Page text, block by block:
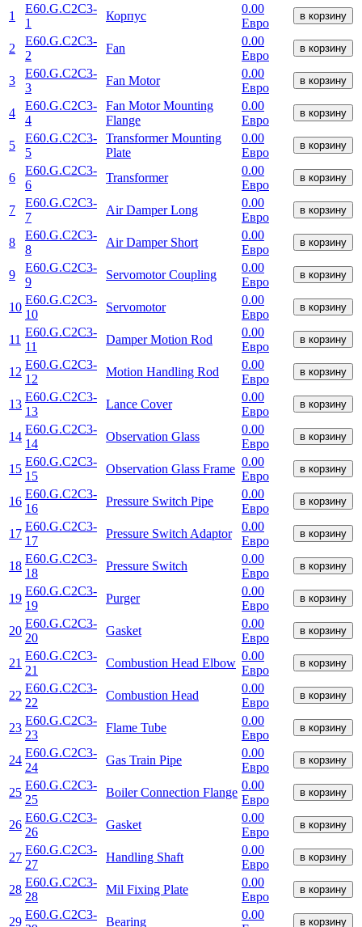
1
E60.G.C2C3-
1
Корпус
0.00
Евро
в корзину
2
E60.G.C2C3-
2
Fan
0.00
Евро
в корзину
3
E60.G.C2C3-
3
Fan Motor
0.00
Евро
в корзину
4
E60.G.C2C3-
4
Fan Motor Mounting
Flange
0.00
Евро
в корзину
5
E60.G.C2C3-
5
Transformer Mounting
Plate
0.00
Евро
в корзину
6
E60.G.C2C3-
6
Transformer
0.00
Евро
в корзину
7
E60.G.C2C3-
7
Air Damper Long
0.00
Евро
в корзину
8
E60.G.C2C3-
8
Air Damper Short
0.00
Евро
в корзину
9
E60.G.C2C3-
9
Servomotor Coupling
0.00
Евро
в корзину
10
E60.G.C2C3-
10
Servomotor
0.00
Евро
в корзину
11
E60.G.C2C3-
11
Damper Motion Rod
0.00
Евро
в корзину
12
E60.G.C2C3-
12
Motion Handling Rod
0.00
Евро
в корзину
13
E60.G.C2C3-
13
Lance Cover
0.00
Евро
в корзину
14
E60.G.C2C3-
14
Observation Glass
0.00
Евро
в корзину
15
E60.G.C2C3-
15
Observation Glass Frame
0.00
Евро
в корзину
16
E60.G.C2C3-
16
Pressure Switch Pipe
0.00
Евро
в корзину
17
E60.G.C2C3-
17
Pressure Switch Adaptor
0.00
Евро
в корзину
18
E60.G.C2C3-
18
Pressure Switch
0.00
Евро
в корзину
19
E60.G.C2C3-
19
Purger
0.00
Евро
в корзину
20
E60.G.C2C3-
20
Gasket
0.00
Евро
в корзину
21
E60.G.C2C3-
21
Combustion Head Elbow
0.00
Евро
в корзину
22
E60.G.C2C3-
22
Combustion Head
0.00
Евро
в корзину
23
E60.G.C2C3-
23
Flame Tube
0.00
Евро
в корзину
24
E60.G.C2C3-
24
Gas Train Pipe
0.00
Евро
в корзину
25
E60.G.C2C3-
25
Boiler Connection Flange
0.00
Евро
в корзину
26
E60.G.C2C3-
26
Gasket
0.00
Евро
в корзину
27
E60.G.C2C3-
27
Handling Shaft
0.00
Евро
в корзину
28
E60.G.C2C3-
28
Mil Fixing Plate
0.00
Евро
в корзину
29
E60.G.C2C3-
Bearing
0.00
в корзину